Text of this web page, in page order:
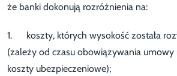
że banki dokonują rozróżnienia na:
1. koszty, których wysokość została
(zależy od czasu obowiązywania umowy
koszty ubezpieczeniowe);